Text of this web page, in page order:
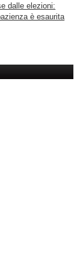
dalle elezioni:
è esaurita